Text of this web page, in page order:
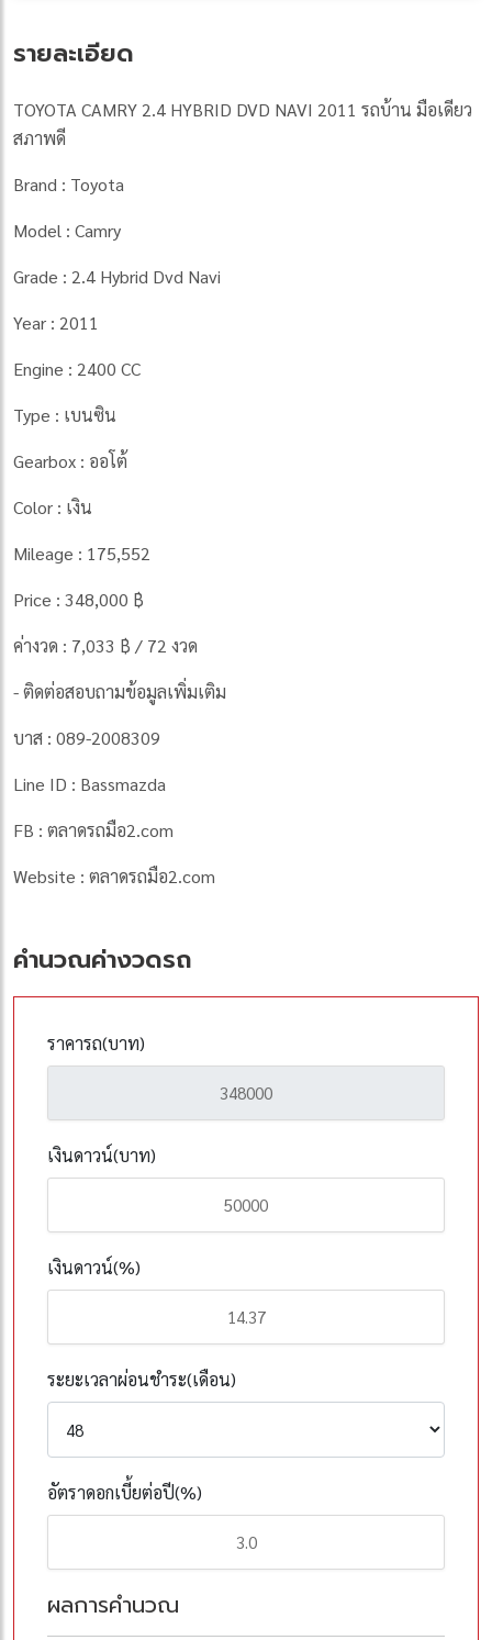
รายละเอียด
TOYOTA CAMRY 2.4 HYBRID DVD NAVI 2011 รถบ้าน มือเดียว
สภาพดี
Brand : Toyota
Model : Camry
Grade : 2.4 Hybrid Dvd Navi
Year : 2011
Engine : 2400 CC
Type : เบนซิน
Gearbox : ออโต้
Color : เงิน
Mileage : 175,552
Price : 348,000 ฿
ค่างวด : 7,033 ฿ / 72 งวด
- ติดต่อสอบถามข้อมูลเพิ่มเติม
บาส : 089-2008309
Line ID : Bassmazda
FB : ตลาดรถมือ2.com
Website : ตลาดรถมือ2.com
คำนวณค่างวดรถ
ราคารถ(บาท)
เงินดาวน์(บาท)
เงินดาวน์(%)
ระยะเวลาผ่อนชำระ(เดือน)
อัตราดอกเบี้ยต่อปี(%)
ผลการคำนวณ